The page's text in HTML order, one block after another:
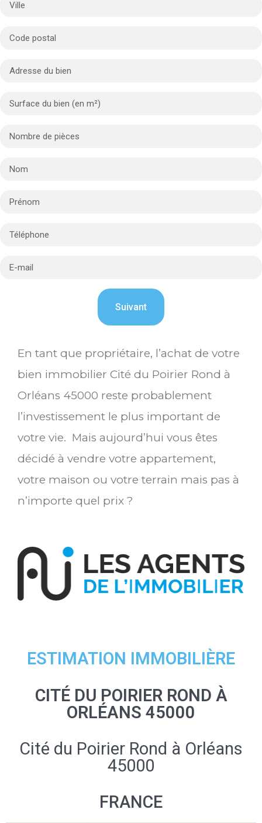
En tant que propriétaire, l’achat de votre
bien immobilier Cité du Poirier Rond à
Orléans 45000 reste probablement
l’investissement le plus important de
votre vie. Mais aujourd’hui vous êtes
décidé à vendre votre appartement,
votre maison ou votre terrain mais pas à
n’importe quel prix ?
ESTIMATION IMMOBILIÈRE
CITÉ DU POIRIER ROND À
ORLÉANS 45000
Cité du Poirier Rond à Orléans
45000
FRANCE